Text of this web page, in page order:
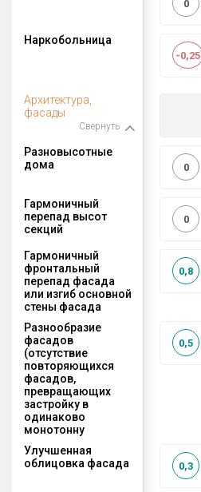
0
Наркобольница
-0,25
Архитектура,
фасады
Свернуть
Разновысотные
дома
0
Гармоничный
перепад высот
секций
0
Гармоничный
фронтальный
перепад фасада
или изгиб основной
стены фасада
0,8
Разнообразие
фасадов
(отсутствие
повторяющихся
фасадов,
превращающих
застройку в
одинаково
монотонну
0,5
Улучшенная
облицовка фасада
0,3